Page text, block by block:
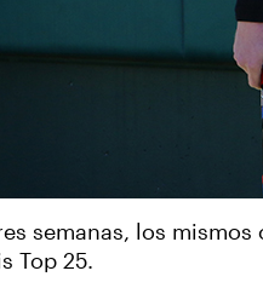
semanas, los
Top 25.